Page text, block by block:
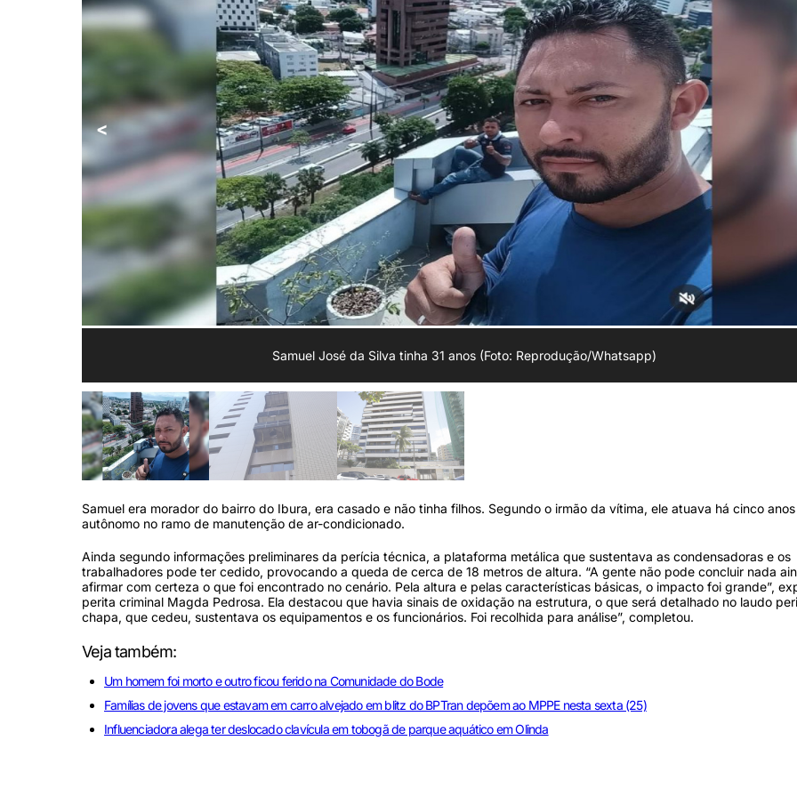
<
Samuel José da Silva tinha 31 anos (Foto: Reprodução/Whatsapp)
Samuel era morador do bairro do Ibura, era casado e não tinha filhos. Segundo o irmão da vítima, ele atuava há cinco
autônomo no ramo de manutenção de ar-condicionado.
Ainda segundo informações preliminares da perícia técnica, a plataforma metálica que sustentava as condensadoras e os
trabalhadores pode ter cedido, provocando a queda de cerca de 18 metros de altura. “A gente não pode concluir nada
afirmar com certeza o que foi encontrado no cenário. Pela altura e pelas características básicas, o impacto foi grande”,
perita criminal Magda Pedrosa. Ela destacou que havia sinais de oxidação na estrutura, o que será detalhado no laudo
chapa, que cedeu, sustentava os equipamentos e os funcionários. Foi recolhida para análise”, completou.
Veja também:
Um homem foi morto e outro ficou ferido na Comunidade do Bode
Famílias de jovens que estavam em carro alvejado em blitz do BPTran depõem ao MPPE nesta sexta (25)
Influenciadora alega ter deslocado clavícula em tobogã de parque aquático em Olinda